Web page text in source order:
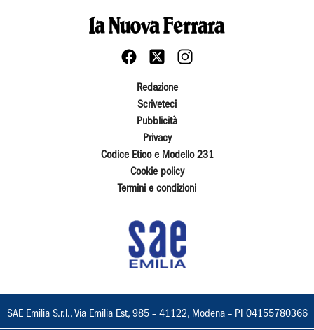
Redazione
Scriveteci
Pubblicità
Privacy
Codice Etico e Modello 231
Cookie policy
Termini e condizioni
SAE Emilia S.r.l., Via Emilia Est, 985 – 41122, Modena – PI 04155780366